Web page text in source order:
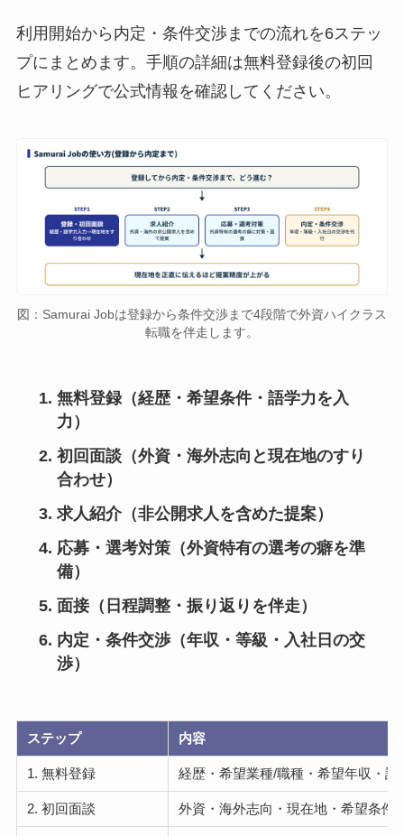
利用開始から内定・条件交渉までの流れを6ステッ
プにまとめます。手順の詳細は無料登録後の初回
ヒアリングで公式情報を確認してください。
図：Samurai Jobは登録から条件交渉まで4段階で外資ハイクラス
転職を伴走します。
無料登録（経歴・希望条件・語学力を入
力）
初回面談（外資・海外志向と現在地のすり
合わせ）
求人紹介（非公開求人を含めた提案）
応募・選考対策（外資特有の選考の癖を準
備）
面接（日程調整・振り返りを伴走）
内定・条件交渉（年収・等級・入社日の交
渉）
ステップ 内容
1. 無料登録 経歴・希望業種/職種・希望年収・語
2. 初回面談 外資・海外志向・現在地・希望条件